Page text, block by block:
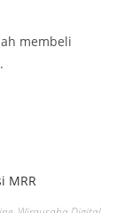
membeli